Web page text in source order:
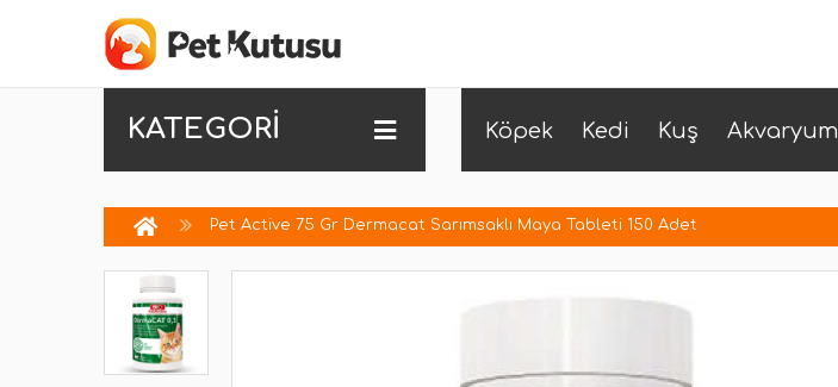
KATEGORİ Köpek Kedi Kuş Akvaryum
Pet Active 75 Gr Dermacat Sarımsaklı Maya Tableti 150 Adet